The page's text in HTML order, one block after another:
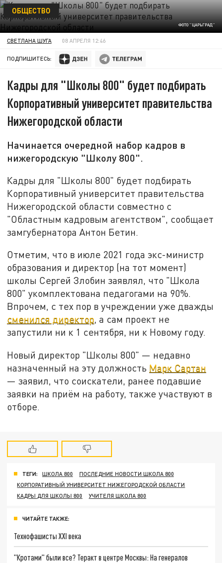
ФОТО "ЦАРЬГРАД"
ОБЩЕСТВО
СВЕТЛАНА ШУГА 08 АПРЕЛЯ 12:46
ПОДПИШИТЕСЬ:
Кадры для "Школы 800" будет подбирать
Корпоративный университет правительства
Нижегородской области
Начинается очередной набор кадров в
нижегородскую "Школу 800".
Кадры для "Школы 800" будет подбирать
Корпоративный университет правительства
Нижегородской области совместно с
"Областным кадровым агентством", сообщает
замгубернатора Антон Бетин.
Отметим, что в июле 2021 года экс-министр
образования и директор (на тот момент)
школы Сергей Злобин заявлял, что "Школа
800" укомплектована педагогами на 90%.
Впрочем, с тех пор в учреждении уже дважды
сменился директор, а сам проект не
запустили ни к 1 сентября, ни к Новому году.
Новый директор "Школы 800" — недавно
назначенный на эту должность Марк Сартан
— заявил, что соискатели, ранее подавшие
заявки на приём на работу, также участвуют в
отборе.
ТЕГИ: ШКОЛА 800
ПОСЛЕДНИЕ НОВОСТИ ШКОЛА 800
КОРПОРАТИВНЫЙ УНИВЕРСИТЕТ НИЖЕГОРОДСКОЙ ОБЛАСТИ
КАДРЫ ДЛЯ ШКОЛЫ 800
УЧИТЕЛЯ ШКОЛА 800
ЧИТАЙТЕ ТАКЖЕ:
Технофашисты XXI века
"Кротами" были все? Теракт в центре Москвы: На генералов